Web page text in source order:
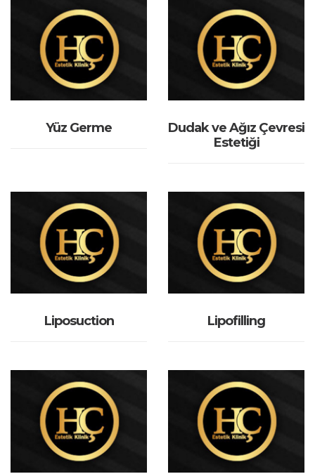
Yüz Germe
Dudak ve Ağız Çevresi
Estetiği
Liposuction Lipofilling